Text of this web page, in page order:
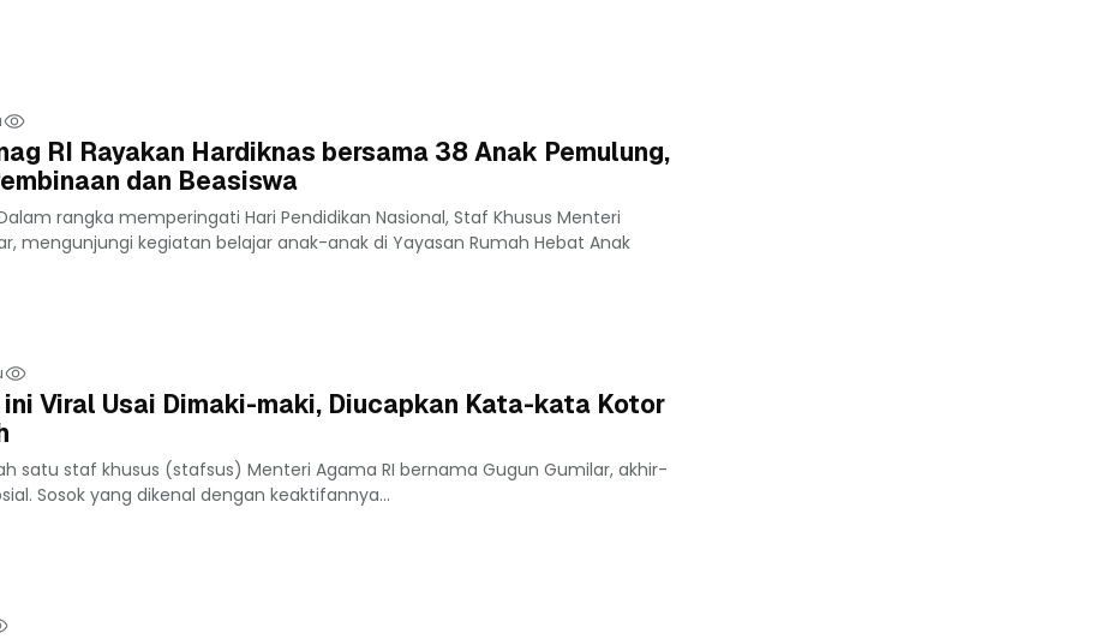
RI Rayakan Hardiknas bersama 38 Anak Pemulung,
dan Beasiswa
Dalam rangka memperingati Hari Pendidikan Nasional, Staf Khusus Menteri
mengunjungi kegiatan belajar anak-anak di Yayasan Rumah Hebat Anak
Viral Usai Dimaki-maki, Diucapkan Kata-kata Kotor
satu staf khusus (stafsus) Menteri Agama RI bernama Gugun Gumilar, akhir-
Sosok yang dikenal dengan keaktifannya...